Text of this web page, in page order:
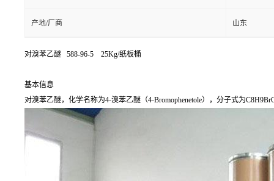
产地/厂商 山东
对溴苯乙醚 588-96-5 25Kg/纸板桶
基本信息
对溴苯乙醚，化学名称为4-溴苯乙醚（4-Bromophenetole），分子式为